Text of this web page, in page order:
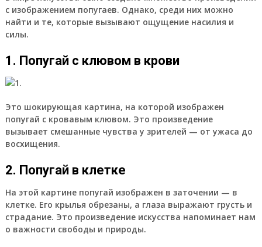
с изображением попугаев. Однако, среди них можно
найти и те, которые вызывают ощущение насилия и
силы.
1. Попугай с клювом в крови
Это шокирующая картина, на которой изображен
попугай с кровавым клювом. Это произведение
вызывает смешанные чувства у зрителей — от ужаса до
восхищения.
2. Попугай в клетке
На этой картине попугай изображен в заточении — в
клетке. Его крылья обрезаны, а глаза выражают грусть и
страдание. Это произведение искусства напоминает нам
о важности свободы и природы.